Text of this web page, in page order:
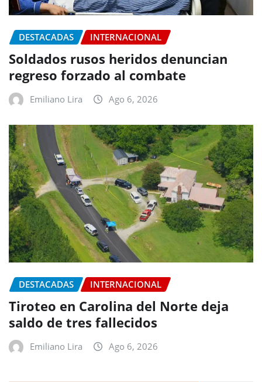
DESTACADAS INTERNACIONAL
Soldados rusos heridos denuncian
regreso forzado al combate
Emiliano Lira Ago 6, 2026
DESTACADAS INTERNACIONAL
Tiroteo en Carolina del Norte deja
saldo de tres fallecidos
Emiliano Lira Ago 6, 2026